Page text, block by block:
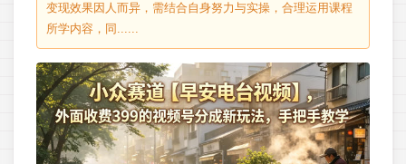
变现效果因人而异，需结合自身努力与实操，合理运用课程
所学内容，同......